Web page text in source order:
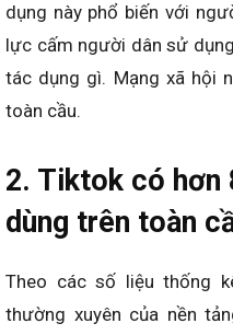
dụng này phổ biến với
lực cấm người dân sử
tác dụng gì. Mạng xã hội
toàn cầu.
2. Tiktok có hơn
dùng trên toàn
Theo các số liệu thống
thường xuyên của nền